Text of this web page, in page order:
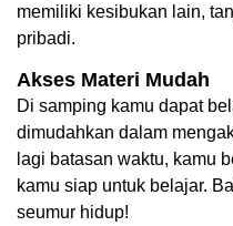
memiliki kesibukan lain,
pribadi.
Akses Materi Mudah
Di samping kamu dapat
dimudahkan dalam
lagi batasan waktu, kamu
kamu siap untuk belajar.
seumur hidup!